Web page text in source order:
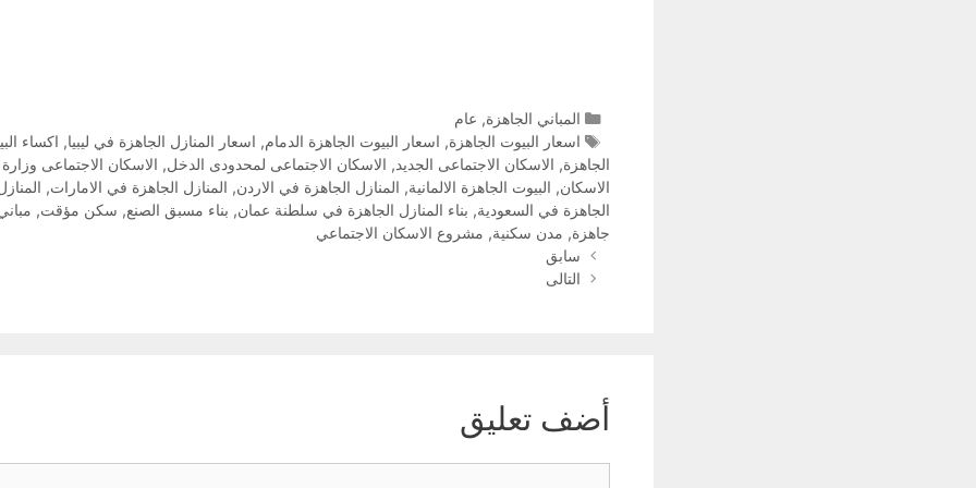
المباني الجاهزة, عام
اسعار البيوت الجاهزة, اسعار البيوت الجاهزة الدمام, اسعار المنازل الجاهزة في ليبيا, اكساء
الجاهزة, الاسكان الاجتماعى الجديد, الاسكان الاجتماعى لمحدودى الدخل, الاسكان الاجتماعى وزارة
الاسكان, البيوت الجاهزة الالمانية, المنازل الجاهزة في الاردن, المنازل الجاهزة في الامارات,
الجاهزة في السعودية, بناء المنازل الجاهزة في سلطنة عمان, بناء مسبق الصنع, سكن مؤقت,
جاهزة, مدن سكنية, مشروع الاسكان الاجتماعي
سابق
التالى
أضف تعليق